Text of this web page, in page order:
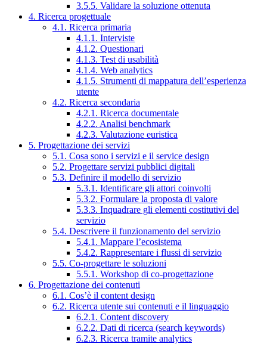
3.5.5. Validare la soluzione ottenuta
4. Ricerca progettuale
4.1. Ricerca primaria
4.1.1. Interviste
4.1.2. Questionari
4.1.3. Test di usabilità
4.1.4. Web analytics
4.1.5. Strumenti di mappatura dell’esperienza
utente
4.2. Ricerca secondaria
4.2.1. Ricerca documentale
4.2.2. Analisi benchmark
4.2.3. Valutazione euristica
5. Progettazione dei servizi
5.1. Cosa sono i servizi e il service design
5.2. Progettare servizi pubblici digitali
5.3. Definire il modello di servizio
5.3.1. Identificare gli attori coinvolti
5.3.2. Formulare la proposta di valore
5.3.3. Inquadrare gli elementi costitutivi del
servizio
5.4. Descrivere il funzionamento del servizio
5.4.1. Mappare l’ecosistema
5.4.2. Rappresentare i flussi di servizio
5.5. Co-progettare le soluzioni
5.5.1. Workshop di co-progettazione
6. Progettazione dei contenuti
6.1. Cos’è il content design
6.2. Ricerca utente sui contenuti e il linguaggio
6.2.1. Content discovery
6.2.2. Dati di ricerca (search keywords)
6.2.3. Ricerca tramite analytics